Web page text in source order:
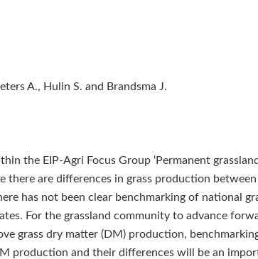
A., Hulin S. and Brandsma J.
the EIP-Agri Focus Group ‘Permanent
there are differences in grass production between
has not been clear benchmarking of national
For the grassland community to advance
grass dry matter (DM) production,
production and their differences will be an